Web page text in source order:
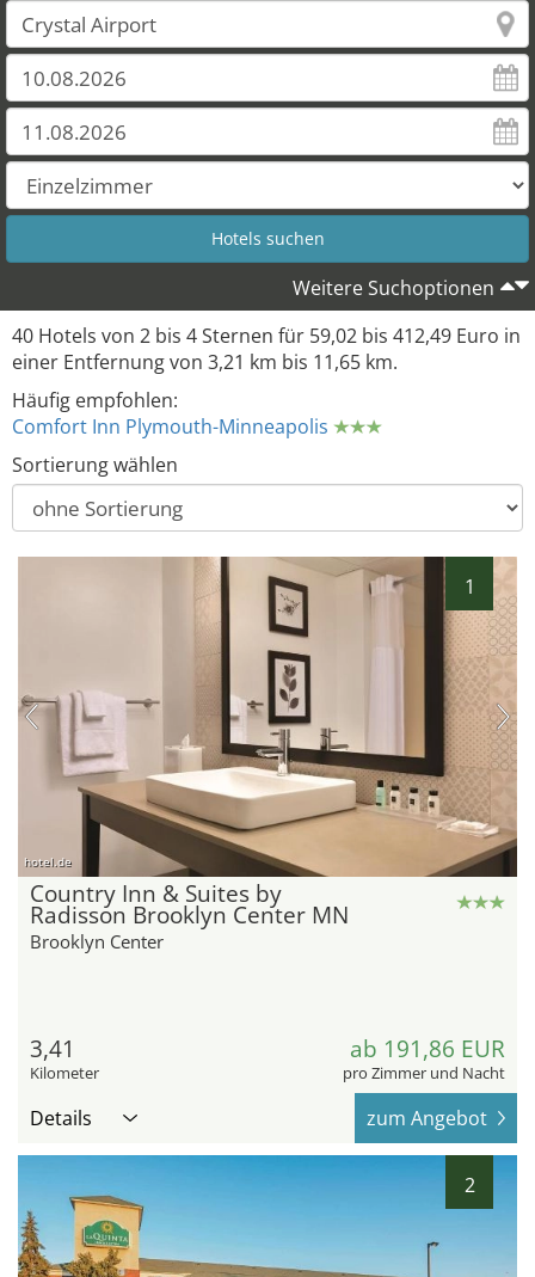
Weitere Suchoptionen
40 Hotels von 2 bis 4 Sternen für 59,02 bis 412,49 Euro in
einer Entfernung von 3,21 km bis 11,65 km.
Häufig empfohlen:
Comfort Inn Plymouth-Minneapolis
Sortierung wählen
1
hotel.de
Country Inn & Suites by
Radisson Brooklyn Center MN
Brooklyn Center
3,41
Kilometer
ab 191,86 EUR
pro Zimmer und Nacht
Details zum Angebot
2